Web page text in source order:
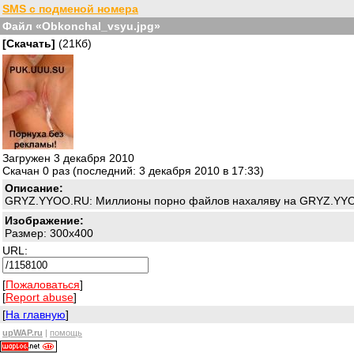
SMS с подменой номера
Файл «Obkonchal_vsyu.jpg»
[Скачать] (21Кб)
Загружен 3 декабря 2010
Скачан 0 раз (последний: 3 декабря 2010 в 17:33)
Описание:
GRYZ.YYOO.RU: Миллионы пopнo файлов нaxaлявy на
Изображение:
Размер: 300x400
URL:
[Пожаловаться]
[Report abuse]
[На главную]
upWAP.ru | помощь